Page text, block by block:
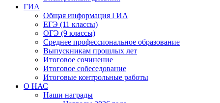
ГИА
Общая информация ГИА
ЕГЭ (11 классы)
ОГЭ (9 классы)
Среднее профессиональное образование
Выпускникам прошлых лет
Итоговое сочинение
Итоговое собеседование
Итоговые контрольные работы
О НАС
Наши награды